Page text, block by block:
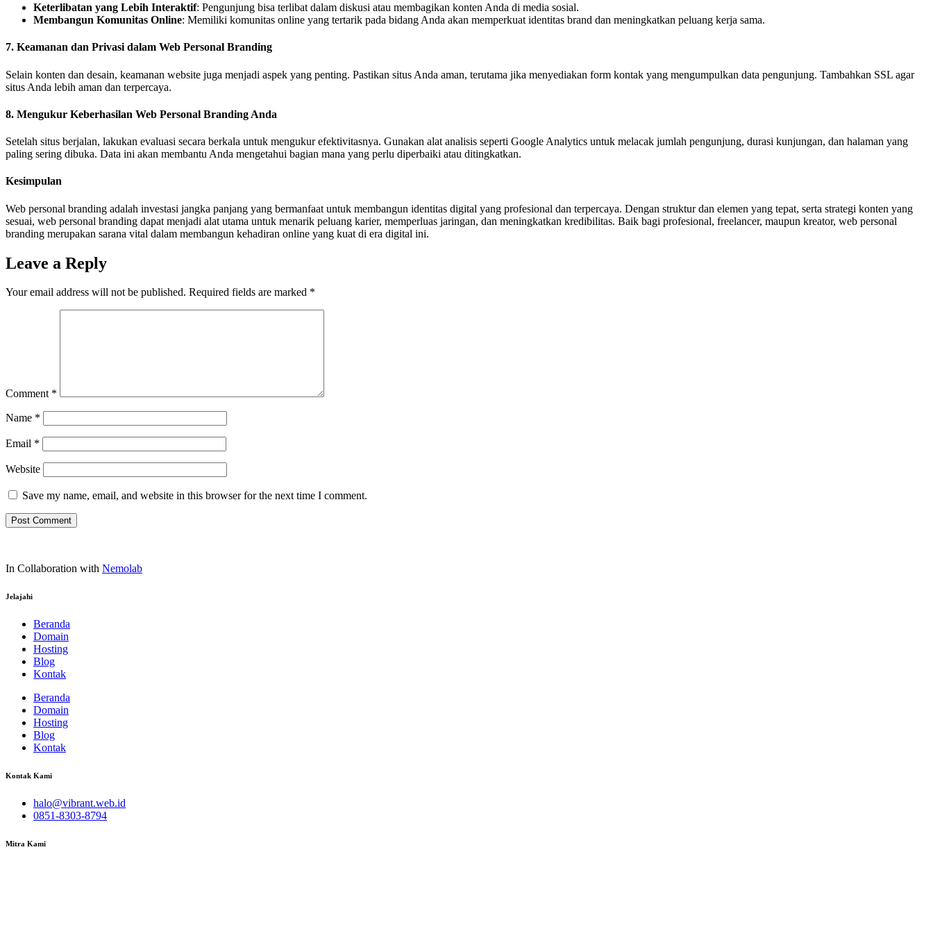
Keterlibatan yang Lebih Interaktif: Pengunjung bisa terlibat dalam diskusi atau membagikan konten Anda di media sosial.
Membangun Komunitas Online: Memiliki komunitas online yang tertarik pada bidang Anda akan memperkuat identitas brand dan meningkatkan peluang kerja sama.
7. Keamanan dan Privasi dalam Web Personal Branding
Selain konten dan desain, keamanan website juga menjadi aspek yang penting. Pastikan situs Anda aman, terutama jika menyediakan form kontak yang mengumpulkan data pengunjung. Tambahkan SSL agar
situs Anda lebih aman dan terpercaya.
8. Mengukur Keberhasilan Web Personal Branding Anda
Setelah situs berjalan, lakukan evaluasi secara berkala untuk mengukur efektivitasnya. Gunakan alat analisis seperti Google Analytics untuk melacak jumlah pengunjung, durasi kunjungan, dan halaman yang
paling sering dibuka. Data ini akan membantu Anda mengetahui bagian mana yang perlu diperbaiki atau ditingkatkan.
Kesimpulan
Web personal branding adalah investasi jangka panjang yang bermanfaat untuk membangun identitas digital yang profesional dan terpercaya. Dengan struktur dan elemen yang tepat, serta strategi konten yang
sesuai, web personal branding dapat menjadi alat utama untuk menarik peluang karier, memperluas jaringan, dan meningkatkan kredibilitas. Baik bagi profesional, freelancer, maupun kreator, web personal
branding merupakan sarana vital dalam membangun kehadiran online yang kuat di era digital ini.
Leave a Reply
Your email address will not be published. Required fields are marked *
Comment *
Name *
Email *
Website
Save my name, email, and website in this browser for the next time I comment.
In Collaboration with Nemolab
Jelajahi
Beranda
Domain
Hosting
Blog
Kontak
Beranda
Domain
Hosting
Blog
Kontak
Kontak Kami
halo@vibrant.web.id
0851-8303-8794
Mitra Kami